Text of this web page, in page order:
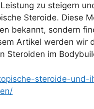
zu steigern
Steroide. Diese
bekannt, sondern
Artikel werden wir
Steroiden im
steroide-